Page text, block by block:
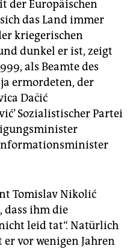
der Europäischen
das Land immer
kriegerischen
dunkel er ist, zeigt
als Beamte des
ermordeten, der
Dačić
Sozialistischer Partei
Tomislav Nikolić
ihm die
leid tat“. Natürlich
vor wenigen Jahren